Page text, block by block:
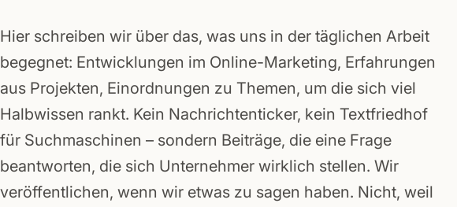
SEO & KI-Sichtbarkeit
Gründerpakete
Hier schreiben wir über das, was uns in der täglichen Arbeit
begegnet: Entwicklungen im Online-Marketing, Erfahrungen
aus Projekten, Einordnungen zu Themen, um die sich viel
Halbwissen rankt. Kein Nachrichtenticker, kein Textfriedhof
für Suchmaschinen – sondern Beiträge, die eine Frage
beantworten, die sich Unternehmer wirklich stellen. Wir
veröffentlichen, wenn wir etwas zu sagen haben. Nicht, weil